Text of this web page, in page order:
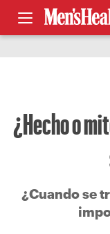
¿Hecho o
¿Cuando se